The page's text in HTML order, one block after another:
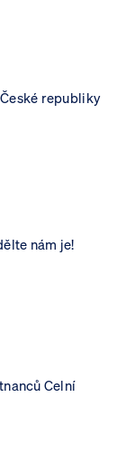
republiky
nám je!
Celní